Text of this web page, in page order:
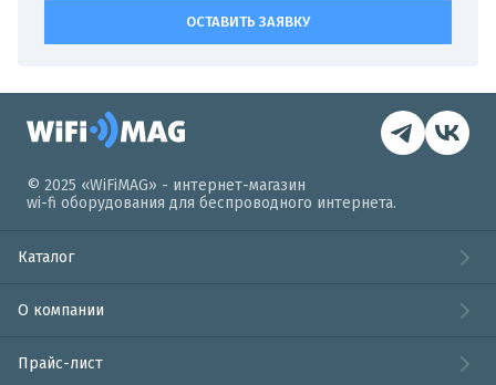
ОСТАВИТЬ ЗАЯВКУ
© 2025 «WiFiMAG» - интернет-магазин
wi-fi оборудования для беспроводного интернета.
Каталог
О компании
Прайс-лист